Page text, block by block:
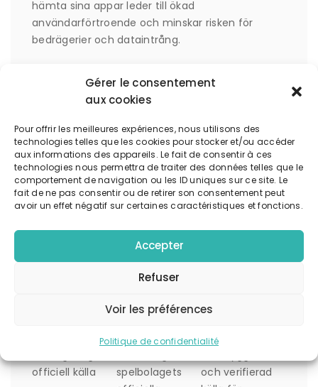
Gérer le consentement
aux cookies
Pour offrir les meilleures expériences, nous utilisons des
technologies telles que les cookies pour stocker et/ou accéder
aux informations des appareils. Le fait de consentir à ces
technologies nous permettra de traiter des données telles que le
comportement de navigation ou les ID uniques sur ce site. Le
fait de ne pas consentir ou de retirer son consentement peut
avoir un effet négatif sur certaines caractéristiques et fonctions.
Accepter
Refuser
Voir les préférences
Politique de confidentialité
hämta sina appar leder till ökad
användarförtroende och minskar risken för
bedrägerier och dataintrång.
Analys av
Mobilapp-
Download:
Steg-för-Steg
till Säkrare
Spelupplevelse
Beskrivning
Användaren
officiell källa
spelbolagets
och verifierad